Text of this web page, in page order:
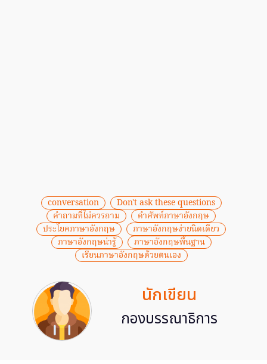
conversation
Don't ask these questions
คำถามที่ไม่ควรถาม
คําศัพท์ภาษาอังกฤษ
ประโยคภาษาอังกฤษ
ภาษาอังกฤษง่ายนิดเดียว
ภาษาอังกฤษน่ารู้
ภาษาอังกฤษพื้นฐาน
เรียนภาษาอังกฤษด้วยตนเอง
นักเขียน
กองบรรณาธิการ